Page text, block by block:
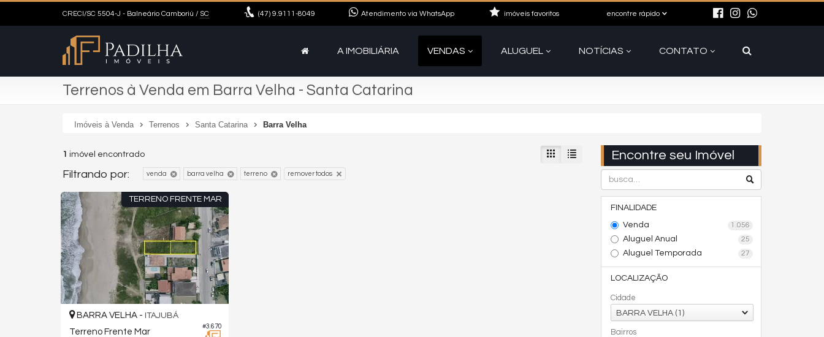
CRECI/SC 5504-J - Balneário Camboriú / SC (47) 9.9111-8049 Atendimento via WhatsApp encontre rápido
imóveis favoritos
A IMOBILIÁRIA VENDAS ALUGUEL NOTÍCIAS CONTATO
Terrenos à Venda em Barra Velha - Santa Catarina
Imóveis à Venda Terrenos Santa Catarina Barra Velha
Encontre seu Imóvel
FINALIDADE
Venda
1.056
Aluguel Anual 25
Aluguel Temporada 27
LOCALIZAÇÃO
Cidade
BARRA VELHA (1)
Bairros
1 imóvel encontrado
Filtrando por: venda barra velha terreno remover todos
TERRENO FRENTE MAR
#3.670
BARRA VELHA - ITAJUBÁ
Terreno Frente Mar